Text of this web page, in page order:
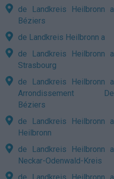
de Landkreis Heilbronn a
Béziers
de Landkreis Heilbronn a
de Landkreis Heilbronn a
Strasbourg
de Landkreis Heilbronn a
Arrondissement De
Béziers
de Landkreis Heilbronn a
Heilbronn
de Landkreis Heilbronn a
Neckar-Odenwald-Kreis